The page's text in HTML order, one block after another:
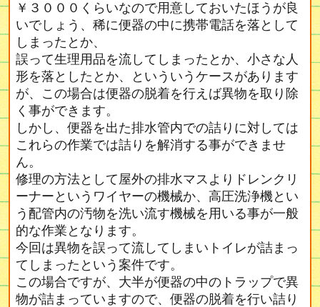
￥３０００くらいなので用意しておいたほうが良
いでしょう、稀に便器の中に携帯電話を落として
しまったとか、
誤って生理用品を流してしまったとか、小さな人
形を落としたとか、といういうケースがあります
が、この場合は便器の脱着を行えば異物を取り除
く事ができます。
しかし、便器を出た排水管内での詰りに対しては
これらの作業では詰りを解消する事ができませ
ん。
修理の方法として屋外の排水マスよりドレンクリ
ーナーというワイヤーの機械か、高圧洗浄機とい
う配管内の汚物を洗い流す機械を用いる事が一般
的な作業となります。
今回は異物を誤って流してしまいトイレが詰まっ
てしまったという案件です。
この場合ですが、大半が便器の中のトラップで異
物が詰まっていますので、便器の脱着を行い詰り